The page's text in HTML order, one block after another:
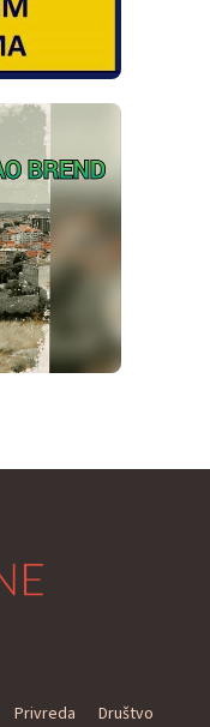
Privreda
Društvo